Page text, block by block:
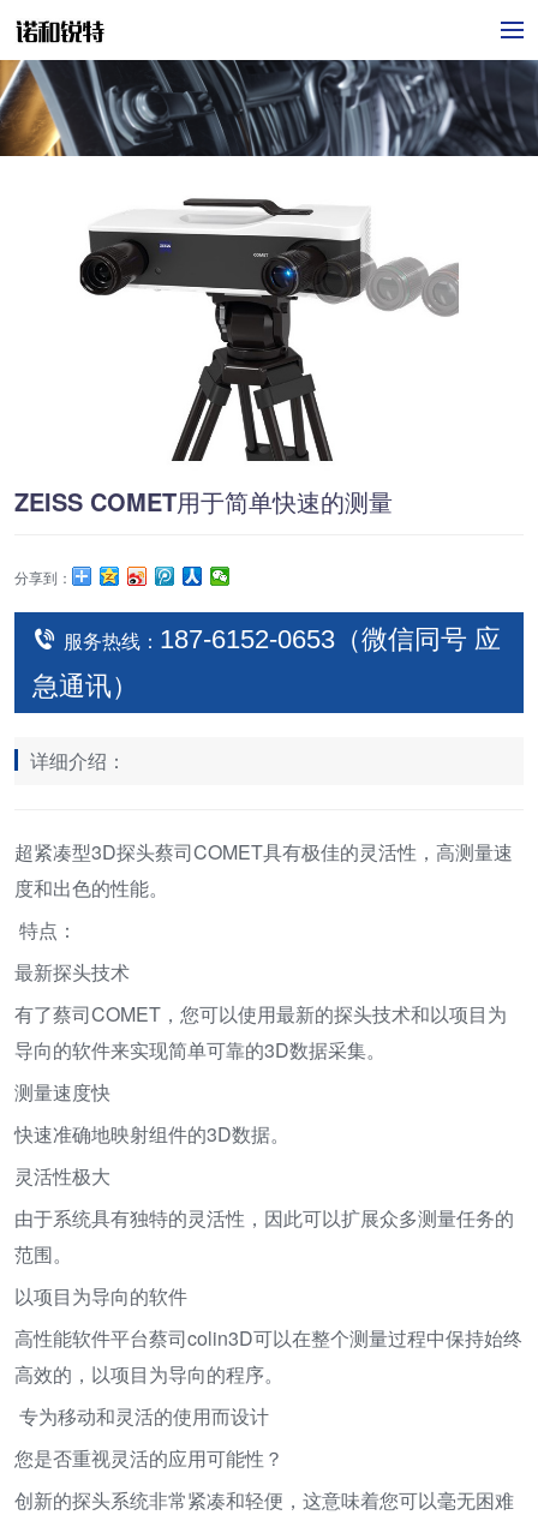
ZEISS COMET用于简单快速的测量
分享到：
服务热线： 187-6152-0653（微信同号 应
急通讯）
详细介绍：
超紧凑型3D探头蔡司COMET具有极佳的灵活性，高测量速
度和出色的性能。
特点：
最新探头技术
有了蔡司COMET，您可以使用最新的探头技术和以项目为
导向的软件来实现简单可靠的3D数据采集。
测量速度快
快速准确地映射组件的3D数据。
灵活性极大
由于系统具有独特的灵活性，因此可以扩展众多测量任务的
范围。
以项目为导向的软件
高性能软件平台蔡司colin3D可以在整个测量过程中保持始终
高效的，以项目为导向的程序。
专为移动和灵活的使用而设计
您是否重视灵活的应用可能性？
创新的探头系统非常紧凑和轻便，这意味着您可以毫无困难